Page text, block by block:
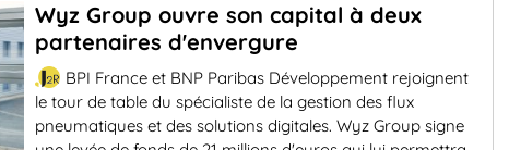
Wyz Group ouvre son capital à deux
partenaires d'envergure
BPI France et BNP Paribas Développement rejoignent
le tour de table du spécialiste de la gestion des flux
pneumatiques et des solutions digitales. Wyz Group signe